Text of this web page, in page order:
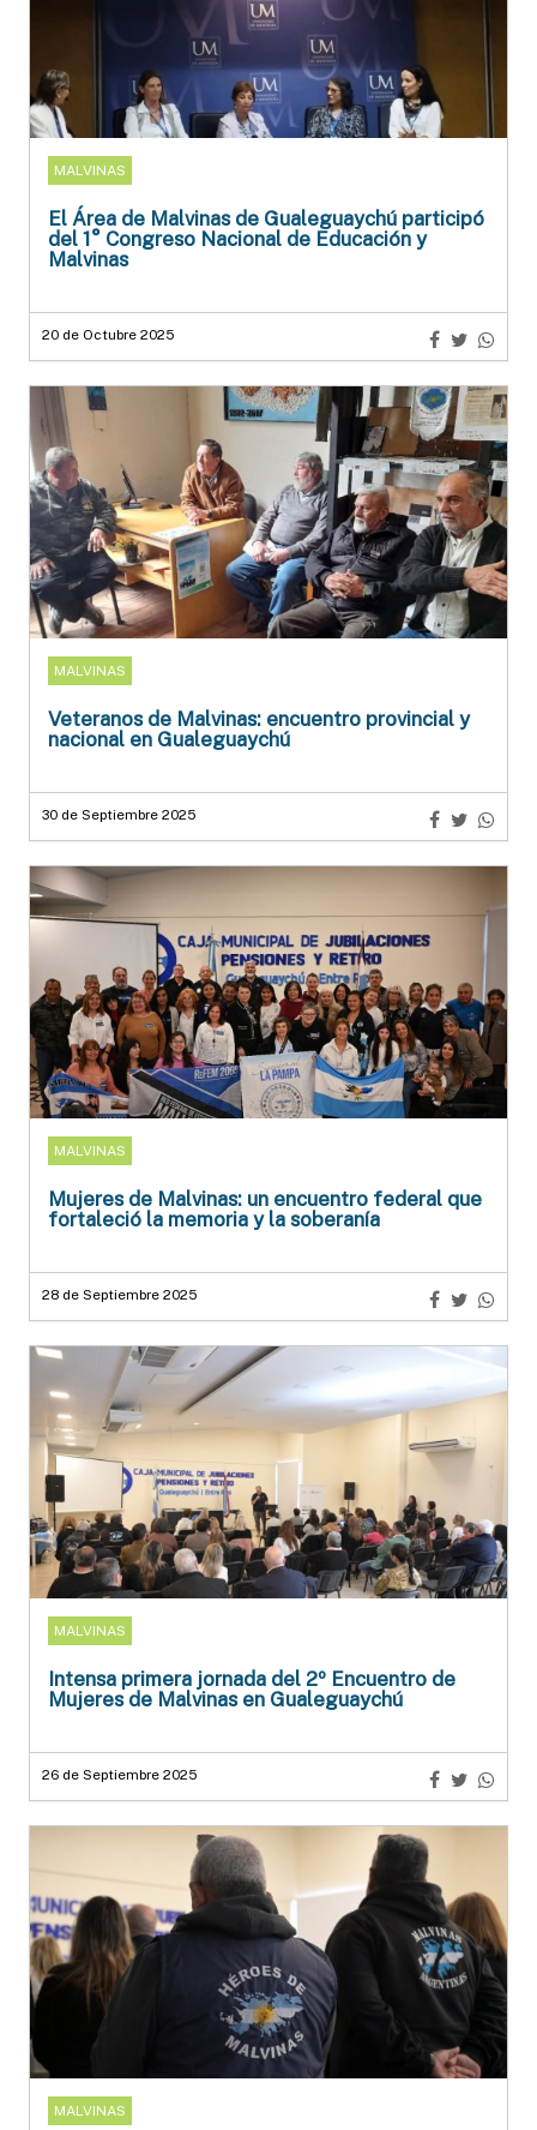
MALVINAS
El Área de Malvinas de Gualeguaychú participó
del 1° Congreso Nacional de Educación y
Malvinas
20 de Octubre 2025
MALVINAS
Veteranos de Malvinas: encuentro provincial y
nacional en Gualeguaychú
30 de Septiembre 2025
MALVINAS
Mujeres de Malvinas: un encuentro federal que
fortaleció la memoria y la soberanía
28 de Septiembre 2025
MALVINAS
Intensa primera jornada del 2º Encuentro de
Mujeres de Malvinas en Gualeguaychú
26 de Septiembre 2025
MALVINAS